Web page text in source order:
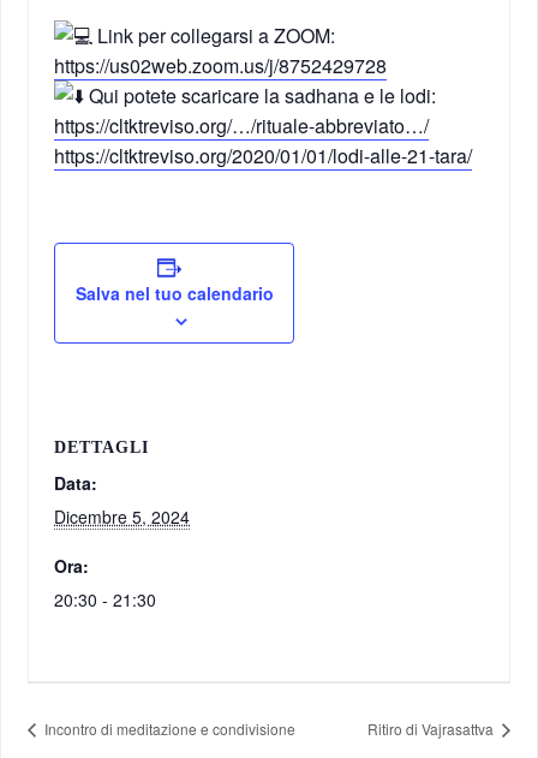
Link per collegarsi a ZOOM:
https://us02web.zoom.us/j/8752429728
Qui potete scaricare la sadhana e le lodi:
https://cltktreviso.org/…/rituale-abbreviato…/
https://cltktreviso.org/2020/01/01/lodi-alle-21-tara/
Salva nel tuo calendario
DETTAGLI
Data:
Dicembre 5, 2024
Ora:
20:30 - 21:30
Incontro di meditazione e condivisione Ritiro di Vajrasattva